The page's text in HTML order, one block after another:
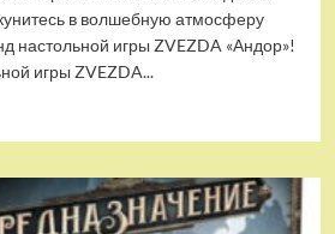
в волшебную атмосферу
настольной игры ZVEZDA «Андор»!
игры ZVEZDA...